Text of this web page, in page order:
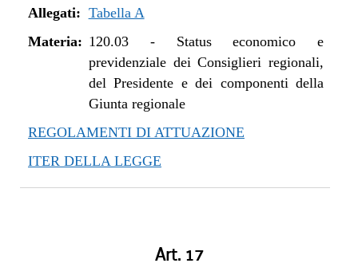
Allegati: Tabella A
Materia: 120.03- Status economico e
previdenziale dei Consiglieri regionali,
del Presidente e dei componenti della
Giunta regionale
REGOLAMENTI DI ATTUAZIONE
ITER DELLA LEGGE
Art. 17